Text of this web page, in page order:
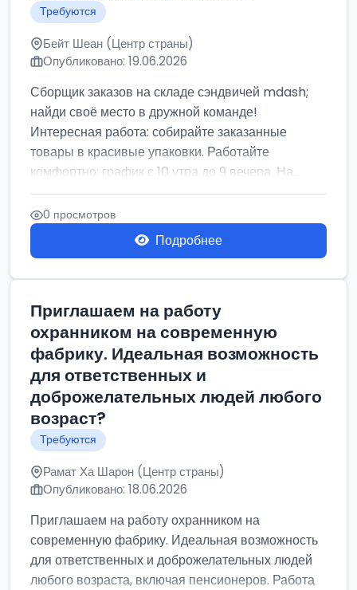
Требуются
Бейт Шеан (Центр страны)
Опубликовано: 19.06.2026
Сборщик заказов на складе сэндвичей mdash;
найди своё место в дружной команде!
Интересная работа: собирайте заказанные
товары в красивые упаковки. Работайте
комфортно: график с 10 утра до 9 вечера. На...
0 просмотров
Подробнее
Приглашаем на работу
охранником на современную
фабрику. Идеальная возможность
для ответственных и
доброжелательных людей любого
возраст?
Требуются
Рамат Ха Шарон (Центр страны)
Опубликовано: 18.06.2026
Приглашаем на работу охранником на
современную фабрику. Идеальная возможность
для ответственных и доброжелательных людей
любого возраста, включая пенсионеров. Работа